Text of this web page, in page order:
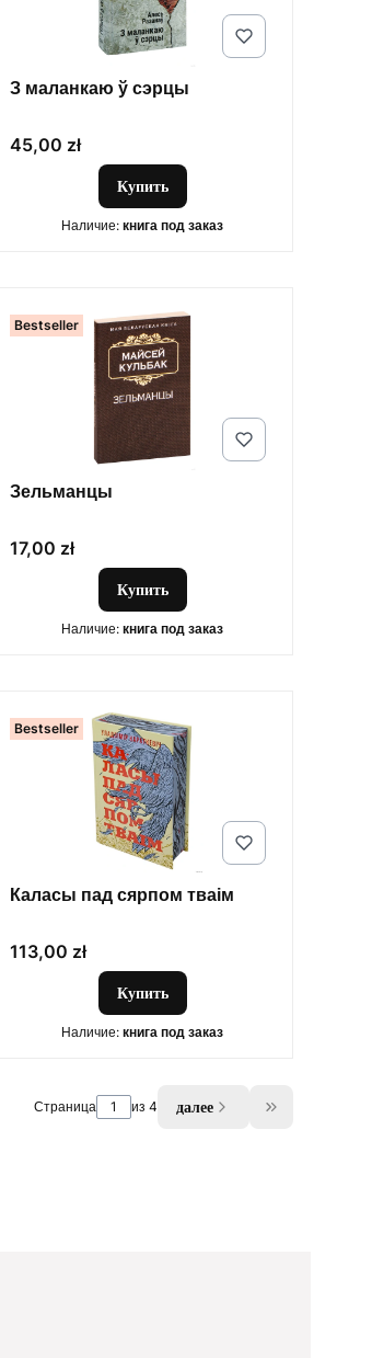
З маланкаю ў сэрцы
Цена
45,00 zł
Купить
Наличие: книга под заказ
Bestseller
Зельманцы
Цена
17,00 zł
Купить
Наличие: книга под заказ
Bestseller
Каласы пад сярпом тваім
Цена
113,00 zł
Купить
Наличие: книга под заказ
Страница из 4 далее Go to the